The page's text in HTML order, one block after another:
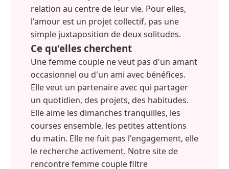
relation au centre de leur vie. Pour elles,
l'amour est un projet collectif, pas une
simple juxtaposition de deux solitudes.
Ce qu'elles cherchent
Une femme couple ne veut pas d'un amant
occasionnel ou d'un ami avec bénéfices.
Elle veut un partenaire avec qui partager
un quotidien, des projets, des habitudes.
Elle aime les dimanches tranquilles, les
courses ensemble, les petites attentions
du matin. Elle ne fuit pas l'engagement, elle
le recherche activement. Notre site de
rencontre femme couple filtre